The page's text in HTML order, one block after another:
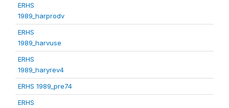
ERHS
1989_harprodv
ERHS
1989_harvuse
ERHS
1989_haryrev4
ERHS 1989_pre74
ERHS